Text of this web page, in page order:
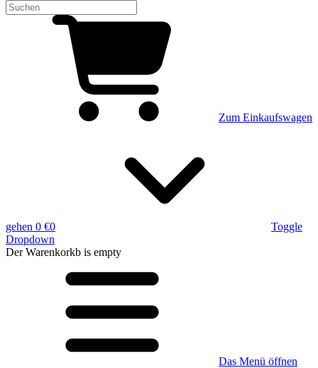
Zum Einkaufswagen
gehen 0 €0
Toggle
Dropdown
Der Warenkorkb is empty
Das Menü öffnen